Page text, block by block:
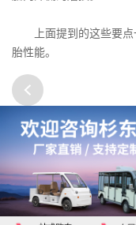
上面提到的这些要点
胎性能。